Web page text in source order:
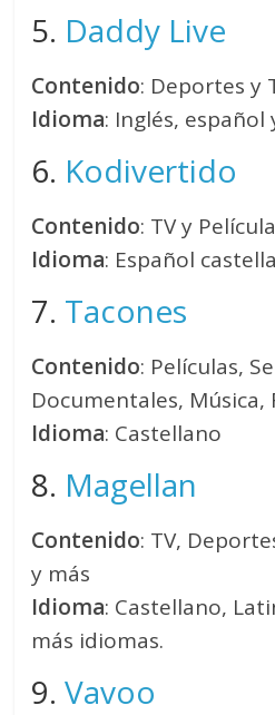
5. Daddy Live
Contenido: Deportes y
Idioma: Inglés,
6. Kodivertido
Contenido: TV y
Idioma: Español
7. Tacones
Contenido: Películas,
Documentales, Música,
Idioma: Castellano
8. Magellan
Contenido: TV,
y más
Idioma: Castellano,
más idiomas.
9.Vavoo